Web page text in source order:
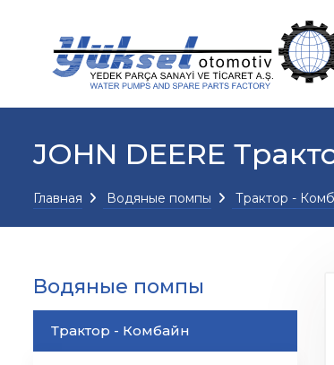
JOHN DEERE
Главная Водяные помпы Трактор -
Водяные помпы
Трактор - Комбайн